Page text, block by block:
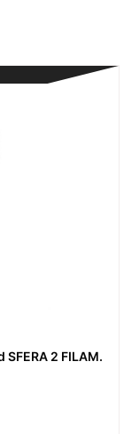
SFERA 2 FILAM.